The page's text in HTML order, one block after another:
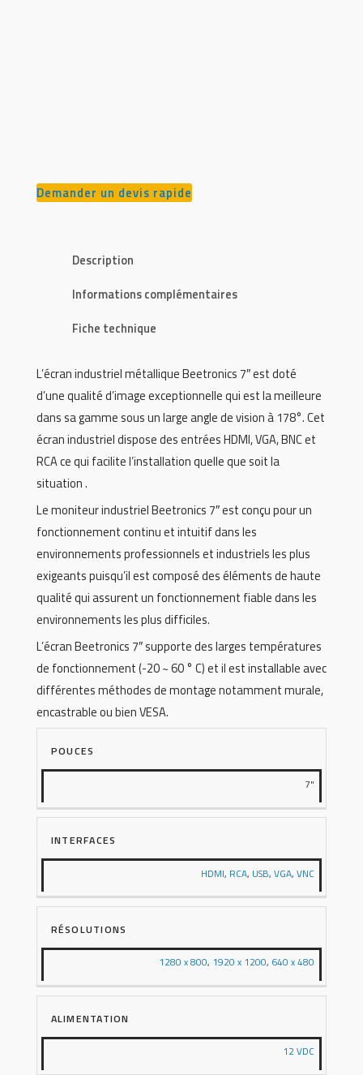
Demander un devis rapide
Description
Informations complémentaires
Fiche technique
L’écran industriel métallique Beetronics 7″ est doté
d’une qualité d’image exceptionnelle qui est la meilleure
dans sa gamme sous un large angle de vision à 178°. Cet
écran industriel dispose des entrées HDMI, VGA, BNC et
RCA ce qui facilite l’installation quelle que soit la
situation .
Le moniteur industriel Beetronics 7″ est conçu pour un
fonctionnement continu et intuitif dans les
environnements professionnels et industriels les plus
exigeants puisqu’il est composé des éléments de haute
qualité qui assurent un fonctionnement fiable dans les
environnements les plus difficiles.
L’écran Beetronics 7″ supporte des larges températures
de fonctionnement (-20 ~ 60 ° C) et il est installable avec
différentes méthodes de montage notamment murale,
encastrable ou bien VESA.
POUCES
7"
INTERFACES
HDMI, RCA, USB,VGA,VNC
RÉSOLUTIONS
1280 x 800, 1920 x 1200, 640 x 480
ALIMENTATION
12 VDC